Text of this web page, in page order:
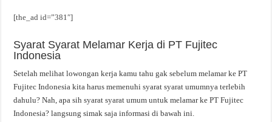
[the_ad id=”381″]
Syarat Syarat Melamar Kerja di PT Fujitec
Indonesia
Setelah melihat lowongan kerja kamu tahu gak sebelum melamar ke PT
Fujitec Indonesia kita harus memenuhi syarat syarat umumnya terlebih
dahulu? Nah, apa sih syarat syarat umum untuk melamar ke PT Fujitec
Indonesia? langsung simak saja informasi di bawah ini.